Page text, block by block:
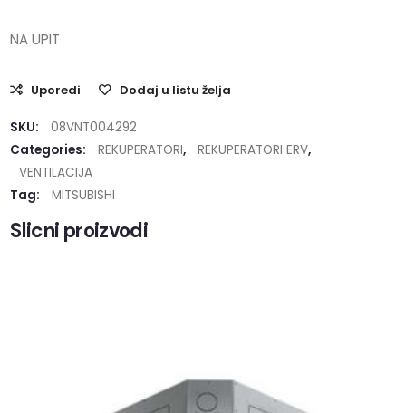
NA UPIT
Uporedi Dodaj u listu želja
SKU:
08VNT004292
Categories:
REKUPERATORI, REKUPERATORI ERV,
VENTILACIJA
Tag:
MITSUBISHI
Slicni proizvodi